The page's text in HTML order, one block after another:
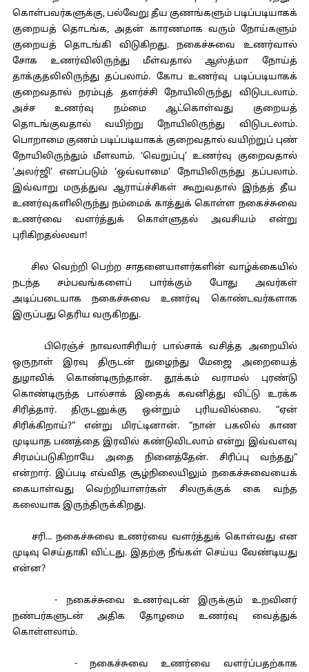
கொள்பவர்களுக்கு, பல்வேறு தீய குணங்களும் படிப்படியாகக்
குறையத் தொடங்க, அதன் காரணமாக வரும் நோய்களும்
குறையத் தொடங்கி விடுகிறது. நகைச்சுவை உணர்வால்
சோக உணர்விலிருந்து மீள்வதால் ஆஸ்த்மா நோய்த்
தாக்குதலிலிருந்து தப்பலாம். கோப உணர்வு படிப்படியாகக்
குறைவதால் நரம்புத் தளர்ச்சி நோயிலிருந்து விடுபடலாம்.
அச்ச உணர்வு நம்மை ஆட்கொள்வது குறையத்
தொடங்குவதால் வயிற்று நோயிலிருந்து விடுபடலாம்.
பொறாமை குணம் படிப்படியாகக் குறைவதால் வயிற்றுப் புண்
நோயிலிருந்தும் மீளலாம். ‘வெறுப்பு’ உணர்வு குறைவதால்
‘அலர்ஜி’ எனப்படும் ‘ஒவ்வாமை’ நோயிலிருந்து தப்பலாம்.
இவ்வாறு மருத்துவ ஆராய்ச்சிகள் கூறுவதால் இந்தத் தீய
உணர்வுகளிலிருந்து நம்மைக் காத்துக் கொள்ள நகைச்சுவை
உணர்வை வளர்த்துக் கொள்ளுதல் அவசியம் என்று
புரிகிறதல்லவா!
சில வெற்றி பெற்ற சாதனையாளர்களின் வாழ்க்கையில்
நடந்த சம்பவங்களைப் பார்க்கும் போது அவர்கள்
அடிப்படையாக நகைச்சுவை உணர்வு கொண்டவர்களாக
இருப்பது தெரிய வருகிறது.
பிரெஞ்ச் நாவலாசிரியர் பால்சாக் வசித்த அறையில்
ஒருநாள் இரவு திருடன் நுழைந்து மேஜை அறையைத்
துழாவிக் கொண்டிருந்தான். தூக்கம் வராமல் புரண்டு
கொண்டிருந்த பால்சாக் இதைக் கவனித்து விட்டு உரக்க
சிரித்தார். திருடனுக்கு ஒன்றும் புரியவில்லை. “ஏன்
சிரிக்கிறாய்?” என்று மிரட்டினான். “நான் பகலில் காண
முடியாத பணத்தை இரவில் கண்டுவிடலாம் என்று இவ்வளவு
சிரமப்படுகிறாயே அதை நினைத்தேன். சிரிப்பு வந்தது”
என்றார். இப்படி எவ்வித சூழ்நிலையிலும் நகைச்சுவையைக்
கையாள்வது வெற்றியாளர்கள் சிலருக்குக் கை வந்த
கலையாக இருந்திருக்கிறது.
சரி... நகைச்சுவை உணர்வை வளர்த்துக் கொள்வது என
முடிவு செய்தாகி விட்டது. இதற்கு நீங்கள் செய்ய வேண்டியது
என்ன?
- நகைச்சுவை உணர்வுடன் இருக்கும் உறவினர்
நண்பர்களுடன் அதிக தோழமை உணர்வு வைத்துக்
கொள்ளலாம்.
- நகைச்சுவை உணர்வை வளர்ப்பதற்காக